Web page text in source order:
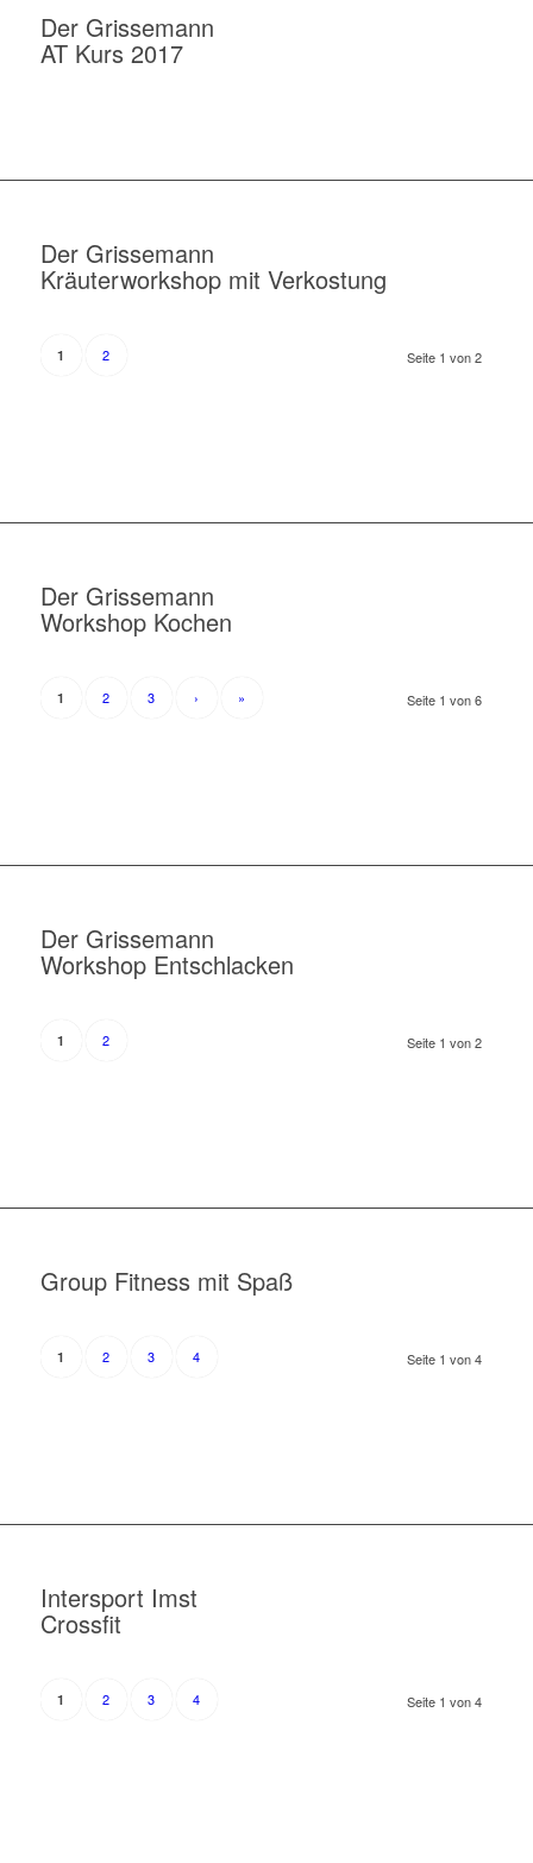
Der Grissemann
AT Kurs 2017
Der Grissemann
Kräuterworkshop mit Verkostung
Seite 1 von 2
1 2
Der Grissemann
Workshop Kochen
Seite 1 von 6
1 2 3 › »
Der Grissemann
Workshop Entschlacken
Seite 1 von 2
1 2
Group Fitness mit Spaß
Seite 1 von 4
1 2 3 4
Intersport Imst
Crossfit
Seite 1 von 4
1 2 3 4